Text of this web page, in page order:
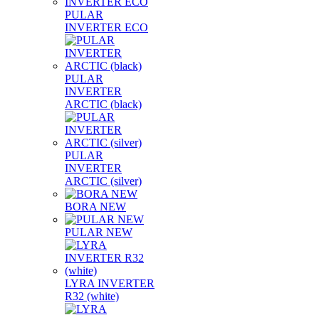
PULAR
INVERTER ECO
PULAR
INVERTER
ARCTIC (black)
PULAR
INVERTER
ARCTIC (silver)
BORA NEW
PULAR NEW
LYRA INVERTER
R32 (white)